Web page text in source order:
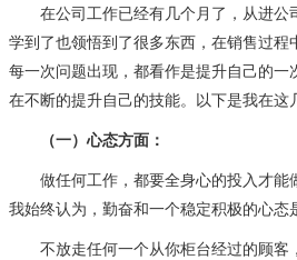
在公司工作已经有几个月了，从进公
学到了也领悟到了很多东西，在销售过程
每一次问题出现，都看作是提升自己的
在不断的提升自己的技能。以下是我在这
（一）心态方面：
做任何工作，都要全身心的投入才能
我始终认为，勤奋和一个稳定积极的心态
不放走任何一个从你柜台经过的顾客